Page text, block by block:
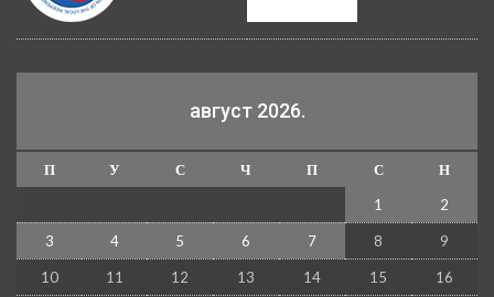
август 2026.
П У С Ч П С
Н
1
2
3 4 5 6 7 8 9
10 11 12 13 14 15 16